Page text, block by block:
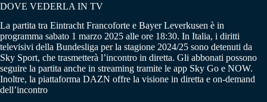
DOVE VEDERLA IN TV
La partita tra Eintracht Francoforte e Bayer Leverkusen è in
programma sabato 1 marzo 2025 alle ore 18:30. In Italia, i diritti
televisivi della Bundesliga per la stagione 2024/25 sono detenuti da
Sky Sport, che trasmetterà l’incontro in diretta. Gli abbonati possono
seguire la partita anche in streaming tramite le app Sky Go e NOW.
Inoltre, la piattaforma DAZN offre la visione in diretta e on-demand
dell’incontro